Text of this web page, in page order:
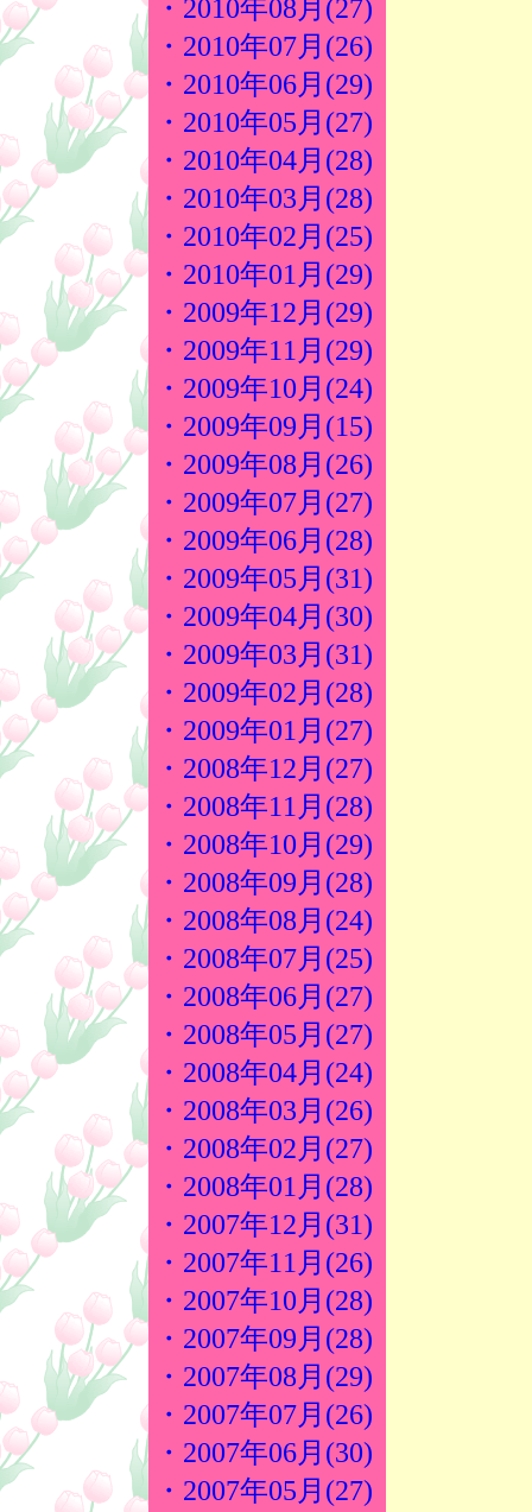
・2010年08月(27)
・2010年07月(26)
・2010年06月(29)
・2010年05月(27)
・2010年04月(28)
・2010年03月(28)
・2010年02月(25)
・2010年01月(29)
・2009年12月(29)
・2009年11月(29)
・2009年10月(24)
・2009年09月(15)
・2009年08月(26)
・2009年07月(27)
・2009年06月(28)
・2009年05月(31)
・2009年04月(30)
・2009年03月(31)
・2009年02月(28)
・2009年01月(27)
・2008年12月(27)
・2008年11月(28)
・2008年10月(29)
・2008年09月(28)
・2008年08月(24)
・2008年07月(25)
・2008年06月(27)
・2008年05月(27)
・2008年04月(24)
・2008年03月(26)
・2008年02月(27)
・2008年01月(28)
・2007年12月(31)
・2007年11月(26)
・2007年10月(28)
・2007年09月(28)
・2007年08月(29)
・2007年07月(26)
・2007年06月(30)
・2007年05月(27)